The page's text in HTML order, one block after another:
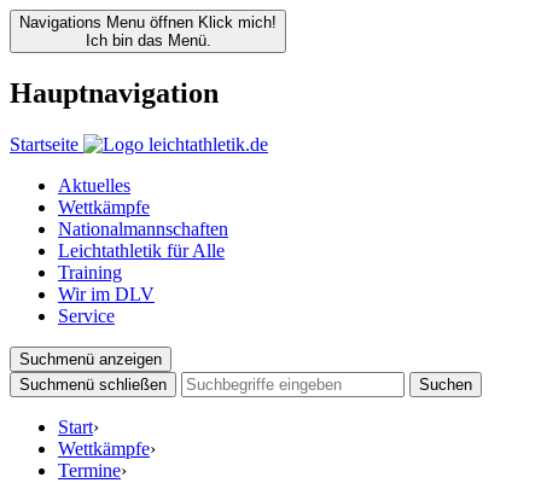
Navigations Menu öffnen Klick mich!
Ich bin das Menü.
Hauptnavigation
Startseite
Aktuelles
Wettkämpfe
Nationalmannschaften
Leichtathletik für Alle
Training
Wir im DLV
Service
Suchmenü anzeigen
Suchmenü schließen
Suchen
Start›
Wettkämpfe›
Termine›